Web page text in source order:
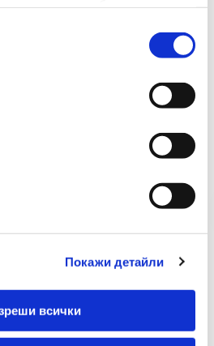
Покажи детайли
всички